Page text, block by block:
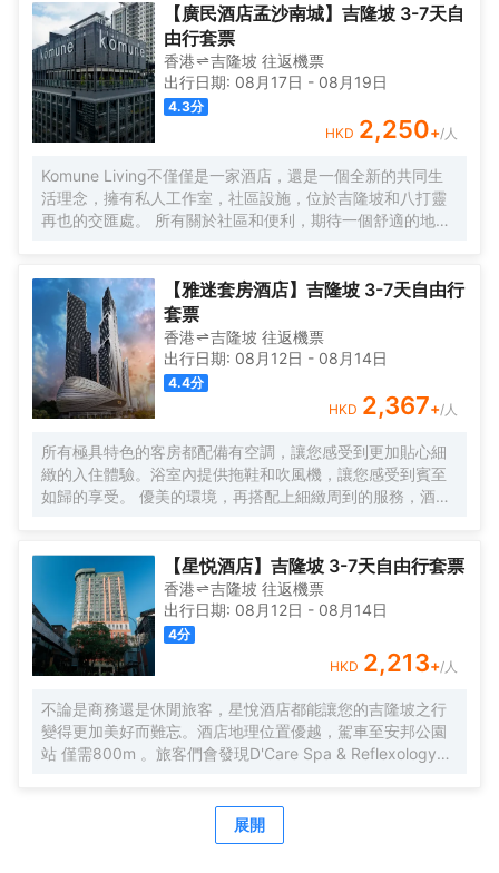
供146間客房和20間套房，客人可專享文華東方會行政貴賓
廊設施的優待。客人可以在房內免費上網。酒店內的餐飲和
酒吧令人更加難忘。客人可以在酒店的7間餐廳，酒吧和休息
室盡情享受或舉辦慶祝活動。酒店設有豐富的會議和宴會設
施，包括一個可容納1,800位賓客的無柱式大宴會廳，鑽石宴
會廳也可容納500位客人。酒店的16個功能室都配備了可用
於研討會，國際會議，展覽，婚禮等活動的視聽設備。文華
東方酒店活力俱樂部及水療中心為賓客提供一個寧靜的氛
圍，完善的健身設備和一流的温泉理療。客人可以在酒店游
泳池內暢遊，欣賞KLCC公園如畫般的風景。
【廣民酒店孟沙南城】吉隆坡 3-7天自
由行套票
香港 吉隆坡 往返機票
出行日期: 08月17日 - 08月19日
4.3分
HKD 2,250+/人
Komune Living不僅僅是一家酒店，還是一個全新的共同生
活理念，擁有私人工作室，社區設施，位於吉隆坡和八打靈
再也的交匯處。 所有關於社區和便利，期待一個舒適的地方
僅僅是逗留，找到一種生活，工作和娛樂的生活方式。
【雅迷套房酒店】吉隆坡 3-7天自由行
套票
香港 吉隆坡 往返機票
出行日期: 08月12日 - 08月14日
4.4分
HKD 2,367+/人
所有極具特色的客房都配備有空調，讓您感受到更加貼心細
緻的入住體驗。浴室內提供拖鞋和吹風機，讓您感受到賓至
如歸的享受。 優美的環境，再搭配上細緻周到的服務，酒店
【星悦酒店】吉隆坡 3-7天自由行套票
香港 吉隆坡 往返機票
出行日期: 08月12日 - 08月14日
4分
HKD 2,213+/人
不論是商務還是休閒旅客，星悅酒店都能讓您的吉隆坡之行
變得更加美好而難忘。酒店地理位置優越，駕車至安邦公園
站 僅需800m 。旅客們會發現D'Care Spa & Reflexology、
客，酒店還為您提供了瓶裝水。除此之外，配備有拖鞋和24
小時熱水的浴室是您消除一天疲勞的好地方。在空閒的時
展開